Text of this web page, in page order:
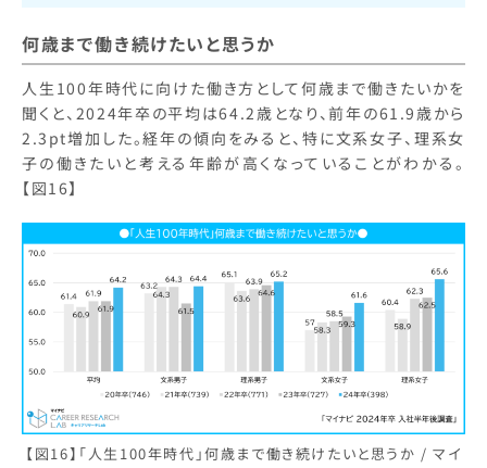
何歳まで働き続けたいと思うか
人生100年時代に向けた働き方として何歳まで働きたいかを
聞くと、2024年卒の平均は64.2歳となり、前年の61.9歳から
2.3pt増加した。経年の傾向をみると、特に文系女子、理系女
子の働きたいと考える年齢が高くなっていることがわかる。
【図16】
【図16】「人生100年時代」何歳まで働き続けたいと思うか / マイ